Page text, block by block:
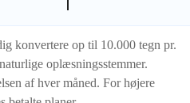
konvertere op til 10.000 tegn pr.
oplæsningsstemmer.
af hver måned. For højere